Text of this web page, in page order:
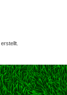
erstellt.